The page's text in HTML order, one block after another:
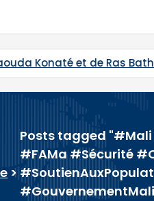
Hadj 2026 :
>
Posts tagged
#FAMa #Sécurité